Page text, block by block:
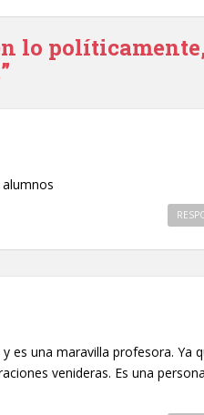
para
lo
es una maravilla profesora. Ya
venideras. Es una